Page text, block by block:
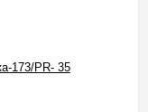
173/PR- 35